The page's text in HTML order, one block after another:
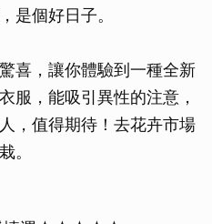
是個好日子。
喜，讓你體驗到一種全新
服，能吸引異性的注意，
，值得期待！去花卉市場
。